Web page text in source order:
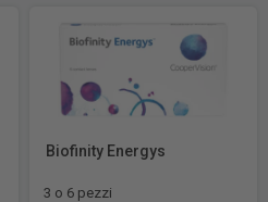
Biofinity Energys
3 o 6 pezzi